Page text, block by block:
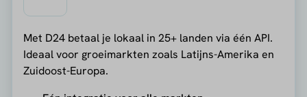
Met D24 betaal je lokaal in 25+ landen via één API.
Ideaal voor groeimarkten zoals Latijns-Amerika en
Zuidoost-Europa.